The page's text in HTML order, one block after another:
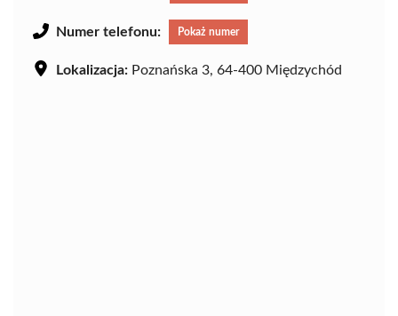
Numer telefonu: Pokaż numer
Lokalizacja: Poznańska 3, 64-400 Międzychód